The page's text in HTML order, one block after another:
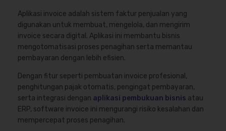
Aplikasi invoice adalah sistem faktur penjualan yang
digunakan untuk membuat, mengelola, dan mengirim
invoice secara digital. Aplikasi ini membantu bisnis
mengotomatisasi proses penagihan serta memantau
pembayaran dengan lebih efisien.
Dengan fitur seperti pembuatan invoice profesional,
penghitungan pajak otomatis, pengingat pembayaran,
serta integrasi dengan aplikasi pembukuan bisnis atau
ERP, software invoice ini mengurangi risiko kesalahan dan
mempercepat proses penagihan.